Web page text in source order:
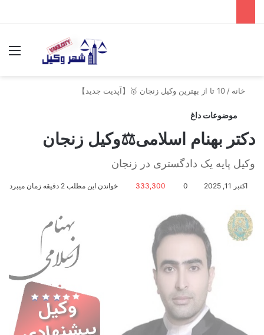
خانه / 10 تا از بهترین وکیل زنجان 🥇【آپدیت جدید】
موضوعات داغ
دکتر بهنام اسلامی⚖️وکیل زنجان
وکیل پایه یک دادگستری در زنجان
اکتبر 11, 2025 0
333,300 خواندن این مطلب 2 دقیقه زمان میبرد